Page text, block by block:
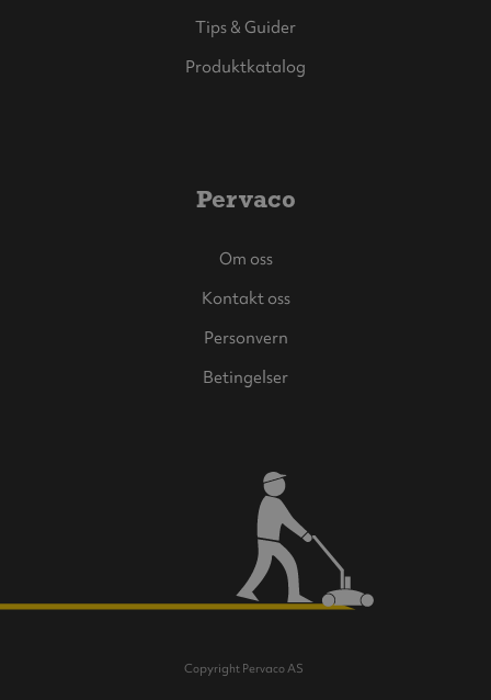
Tips & Guider
Produktkatalog
Pervaco
Om oss
Kontakt oss
Personvern
Betingelser
Copyright Pervaco AS